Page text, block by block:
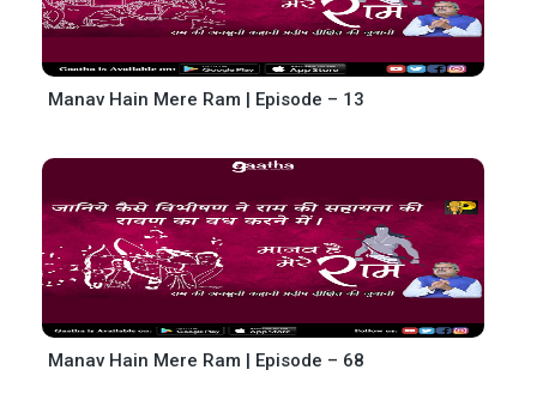
Manav Hain Mere Ram | Episode – 13
Manav Hain Mere Ram | Episode – 68